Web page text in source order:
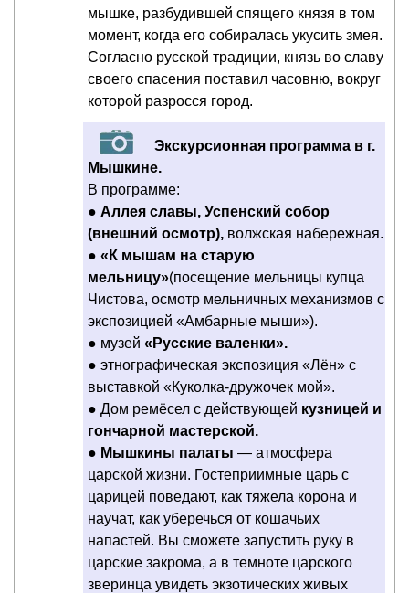
мышке, разбудившей спящего князя в том
момент, когда его собиралась укусить змея.
Согласно русской традиции, князь во славу
своего спасения поставил часовню, вокруг
которой разросся город.
Экскурсионная программа в г.
Мышкине.
В программе:
● Аллея славы, Успенский собор
(внешний осмотр), волжская набережная.
● «К мышам на старую
мельницу»(посещение мельницы купца
Чистова, осмотр мельничных механизмов с
экспозицией «Амбарные мыши»).
● музей «Русские валенки».
● этнографическая экспозиция «Лён» с
выставкой «Куколка-дружочек мой».
● Дом ремёсел с действующей кузницей и
гончарной мастерской.
● Мышкины палаты — атмосфера
царской жизни. Гостеприимные царь с
царицей поведают, как тяжела корона и
научат, как уберечься от кошачьих
напастей. Вы сможете запустить руку в
царские закрома, а в темноте царского
зверинца увидеть экзотических живых